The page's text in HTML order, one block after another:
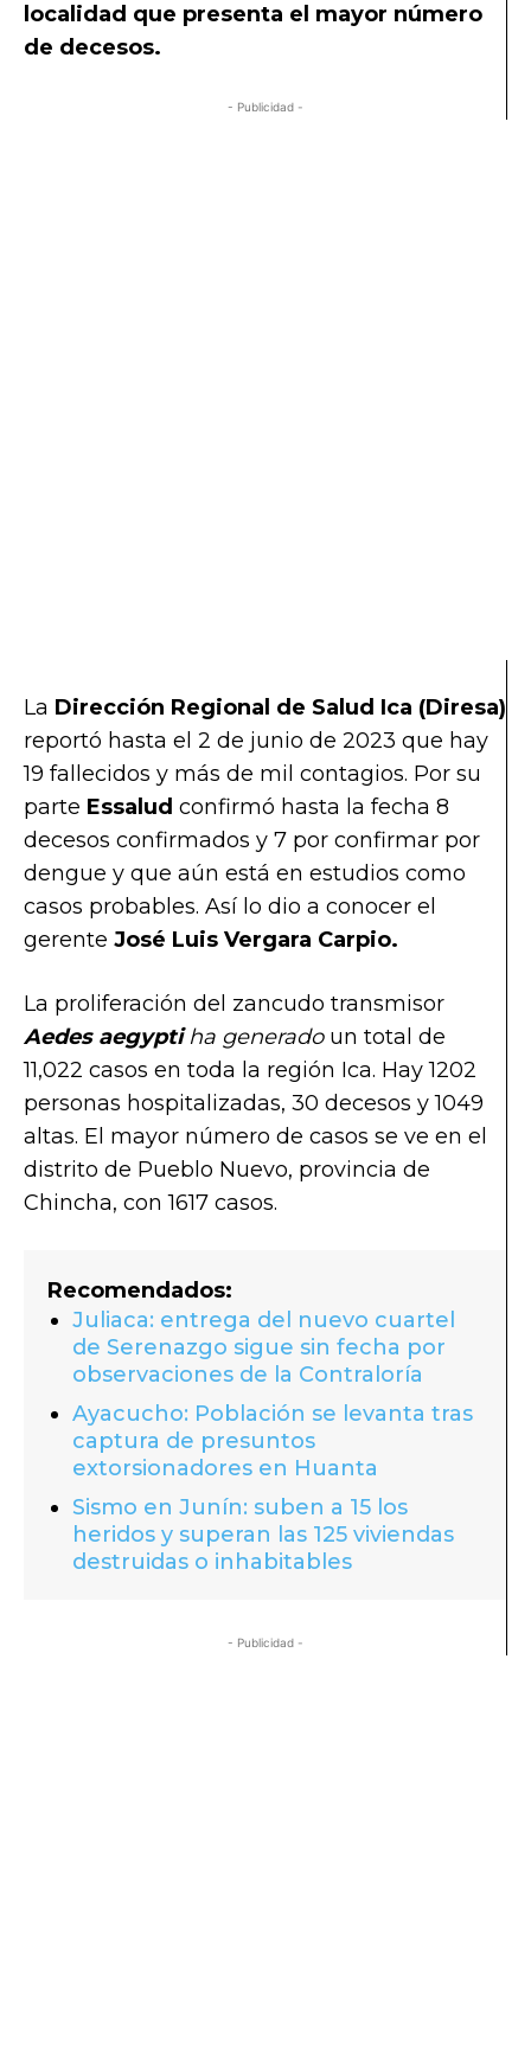
localidad que presenta el mayor número
de decesos.
- Publicidad -
La Dirección Regional de Salud Ica (Diresa)
reportó hasta el 2 de junio de 2023 que hay
19 fallecidos y más de mil contagios. Por su
parte Essalud confirmó hasta la fecha 8
decesos confirmados y 7 por confirmar por
dengue y que aún está en estudios como
casos probables. Así lo dio a conocer el
gerente José Luis Vergara Carpio.
La proliferación del zancudo transmisor
Aedes aegyptiha generado un total de
11,022 casos en toda la región Ica. Hay 1202
personas hospitalizadas, 30 decesos y 1049
altas. El mayor número de casos se ve en el
distrito de Pueblo Nuevo, provincia de
Chincha, con 1617 casos.
Recomendados:
Juliaca: entrega del nuevo cuartel
de Serenazgo sigue sin fecha por
observaciones de la Contraloría
Ayacucho: Población se levanta tras
captura de presuntos
extorsionadores en Huanta
Sismo en Junín: suben a 15 los
heridos y superan las 125 viviendas
destruidas o inhabitables
- Publicidad -